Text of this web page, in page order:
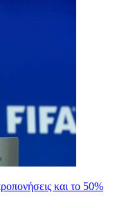
και το 50%